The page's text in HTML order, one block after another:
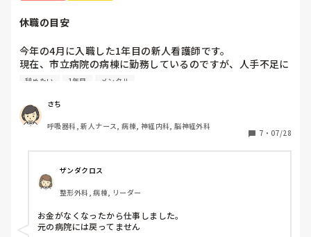
成長するための通過点！と思って勉強や振り返りを頑張って、
つらくて先輩に相談した時は、「できないのは当たり前。毎日
出勤するだけでそれでは100点だよ」と言われたことがあり、
その言葉に救われて辞めずに続けることができました☺️
いろいろ言う人はたくさんいますが、「いろんな人がいるな
無理しすぎず、頑張ってくださいね。
休職の目安
今年の4月に入職した1年目の新人看護師です。
現在、市立病院の病棟に勤務しているのですが、人手不足に
よる業務多忙や残業、ひとり立ちに向けて先輩看護師からの
胃痛、吐き気等の不調が出て心療内科に受診しました。心療
内科の先生からは軽度のうつ症状が出ているから抗うつ薬の
内服を始めましょうと言われ、内服し始めました。
くなります。仕事に行っても集中できずミスしそうで怖いと
も感じています。休職したいと思いつつも甘えているような
気がして迷っています。
休職したことがある人、あるいは休職している人は何を目安
に休職されましたか？
辞めたい 1年目 メンタル
さち
呼吸器科, 新人ナース, 病棟, 神経内科, 脳神経外科
7 ・ 07/28
ザンダクロス
整形外科, 病棟, リーダー
お金がなくなったから仕事しました。
元の病院には戻ってません